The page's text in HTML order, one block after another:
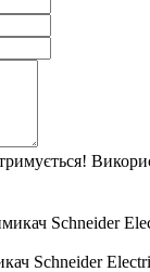
Schneider